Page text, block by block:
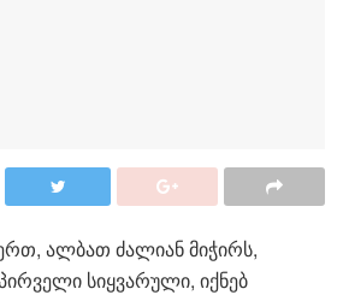
ალბათ ძალიან მიჭირს,
სიყვარული, იქნებ